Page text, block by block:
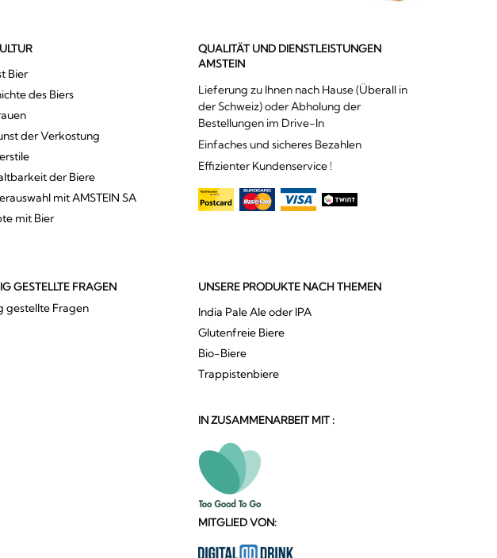
Bier
des Biers
der Verkostung
der Biere
mit AMSTEIN SA
mit Bier
QUALITÄT UND DIENSTLEISTUNGEN
AMSTEIN
Lieferung zu Ihnen nach Hause (Überall in
der Schweiz) oder Abholung der
Bestellungen im Drive-In
Einfaches und sicheres Bezahlen
Effizienter Kundenservice !
GESTELLTE FRAGEN
gestellte Fragen
UNSERE PRODUKTE NACH THEMEN
India Pale Ale oder IPA
Glutenfreie Biere
Bio-Biere
Trappistenbiere
IN ZUSAMMENARBEIT MIT :
MITGLIED VON: